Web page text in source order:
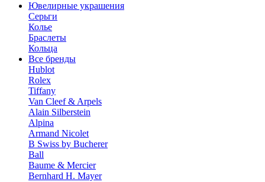
Ювелирные украшения
Серьги
Колье
Браслеты
Кольца
Все бренды
Hublot
Rolex
Tiffany
Van Cleef & Arpels
Alain Silberstein
Alpina
Armand Nicolet
B Swiss by Bucherer
Ball
Baume & Mercier
Bernhard H. Mayer